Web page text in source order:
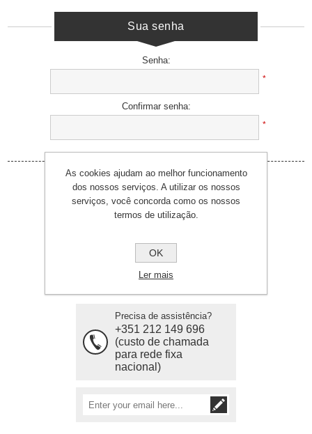
Sua senha
Senha:
*
Confirmar senha:
*
Precisa de assistência?
+351 212 149 696
(custo de chamada
para rede fixa
nacional)
As cookies ajudam ao melhor funcionamento
dos nossos serviços. A utilizar os nossos
serviços, você concorda como os nossos
termos de utilização.
OK
Ler mais